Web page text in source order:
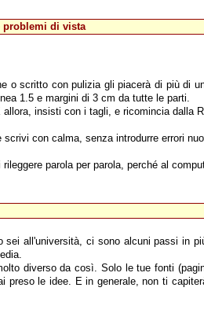
problemi di vista
o scritto con pulizia gli piacerà di più di
1.5 e margini di 3 cm da tutte le parti.
insisti con i tagli, e ricomincia dalla
con calma, senza introdurre errori
parola per parola, perché al
sei all'università, ci sono alcuni passi in
diverso da così. Solo le tue fonti
preso le idee. E in generale, non ti